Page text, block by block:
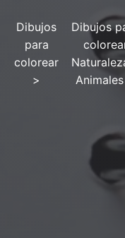
Dibujos
para
colorear
>
Dibujos
Animales